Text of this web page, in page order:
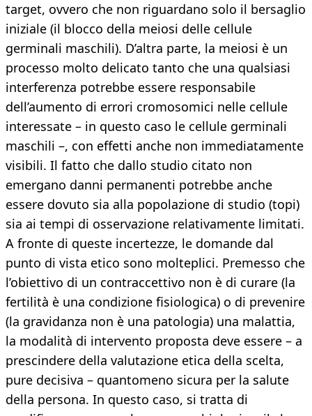
target, ovvero che non riguardano solo il bersaglio
iniziale (il blocco della meiosi delle cellule
germinali maschili). D’altra parte, la meiosi è un
processo molto delicato tanto che una qualsiasi
interferenza potrebbe essere responsabile
dell’aumento di errori cromosomici nelle cellule
interessate – in questo caso le cellule germinali
maschili –, con effetti anche non immediatamente
visibili. Il fatto che dallo studio citato non
emergano danni permanenti potrebbe anche
essere dovuto sia alla popolazione di studio (topi)
sia ai tempi di osservazione relativamente limitati.
A fronte di queste incertezze, le domande dal
punto di vista etico sono molteplici. Premesso che
l’obiettivo di un contraccettivo non è di curare (la
fertilità è una condizione fisiologica) o di prevenire
(la gravidanza non è una patologia) una malattia,
la modalità di intervento proposta deve essere – a
prescindere della valutazione etica della scelta,
pure decisiva – quantomeno sicura per la salute
della persona. In questo caso, si tratta di